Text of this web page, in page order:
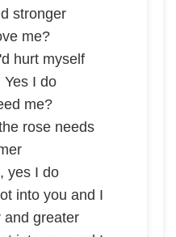
stronger
me?
hurt myself
Yes I do
me?
rose needs
yes I do
into you and I
and greater